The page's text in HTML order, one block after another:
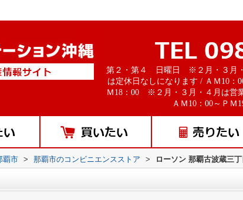
第２・第４ 日曜日 ※２月・３月
は定休日なしになります / ＡＭ10：
Ｍ18：00 ※２月・３月・４月は営
ＡＭ10：00～ＰＭ
覇市 > 那覇市のコンビニエンスストア > ローソン 那覇古波蔵三丁